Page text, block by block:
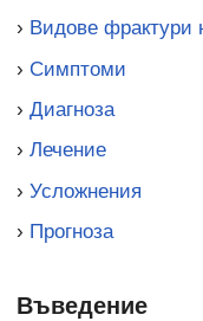
› Видове фрактури
› Симптоми
› Диагноза
› Лечение
› Усложнения
› Прогноза
Въведение